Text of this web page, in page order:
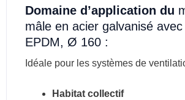
Domaine d’application du
mâle en acier galvanisé
EPDM, Ø 160 :
Idéale pour les systèmes de
Habitat collectif